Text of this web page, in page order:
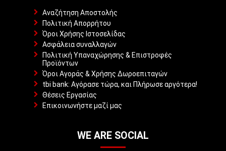
Αναζήτηση Αποστολής
Πολιτική Απορρήτου
Όροι Χρήσης Ιστοσελίδας
Ασφάλεια συναλλαγών
Πολιτική Υπαναχώρησης & Επιστροφές
Προϊόντων
Όροι Αγοράς & Χρήσης Δωροεπιταγών
tbi bank: Αγόρασε τώρα, και Πλήρωσε αργότερα!
Θέσεις Εργασίας
Επικοινωνήστε μαζί μας
WE ARE SOCIAL